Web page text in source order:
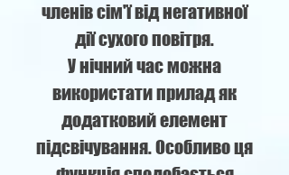
членів сім'ї від негативної
дії сухого повітря.
У нічний час можна
використати прилад як
додатковий елемент
підсвічування. Особливо ця